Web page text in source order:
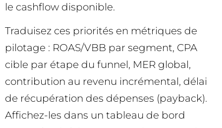
le cashflow disponible.
Traduisez ces priorités en métriques de
pilotage : ROAS/VBB par segment, CPA
cible par étape du funnel, MER global,
contribution au revenu incrémental, délai
de récupération des dépenses (payback).
Affichez-les dans un tableau de bord